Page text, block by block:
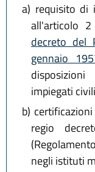
a) requisito di
all'articolo
decreto del
gennaio
impiegati
b)
regio
negli istituti